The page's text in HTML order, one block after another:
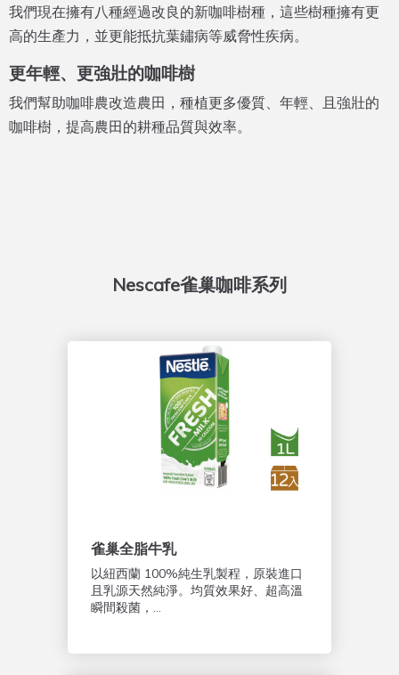
我們現在擁有八種經過改良的新咖啡樹種，這些樹種擁有更
高的生產力，並更能抵抗葉鏽病等威脅性疾病。
更年輕、更強壯的咖啡樹
我們幫助咖啡農改造農田，種植更多優質、年輕、且強壯的
咖啡樹，提高農田的耕種品質與效率。
Nescafe雀巢咖啡系列
雀巢全脂牛乳
以紐西蘭 100%純生乳製程，原裝進口
且乳源天然純淨。均質效果好、超高溫
瞬間殺菌，...